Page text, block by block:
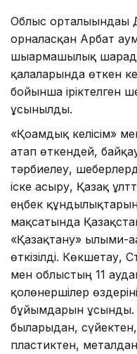
Облыс
орналасқан Арбат
шығармашылық
қалаларында өткен
бойынша іріктелген
ұсынылды.
«Қоғамдық келісім»
атап өткендей,
тәрбиелеу,
іске асыру, Қазақ
еңбек құндылықтарын
мақсатында
«Қазақтану»
өткізілді.
мен облыстың 11
қолөнершілер
бұйымдарын ұсынды.
былғарыдан,
пластиктен,